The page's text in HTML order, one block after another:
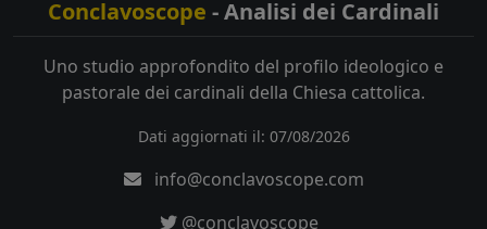
Conclavoscope - Analisi dei Cardinali
Uno studio approfondito del profilo ideologico e
pastorale dei cardinali della Chiesa cattolica.
Dati aggiornati il: 07/08/2026
info@conclavoscope.com
@conclavoscope